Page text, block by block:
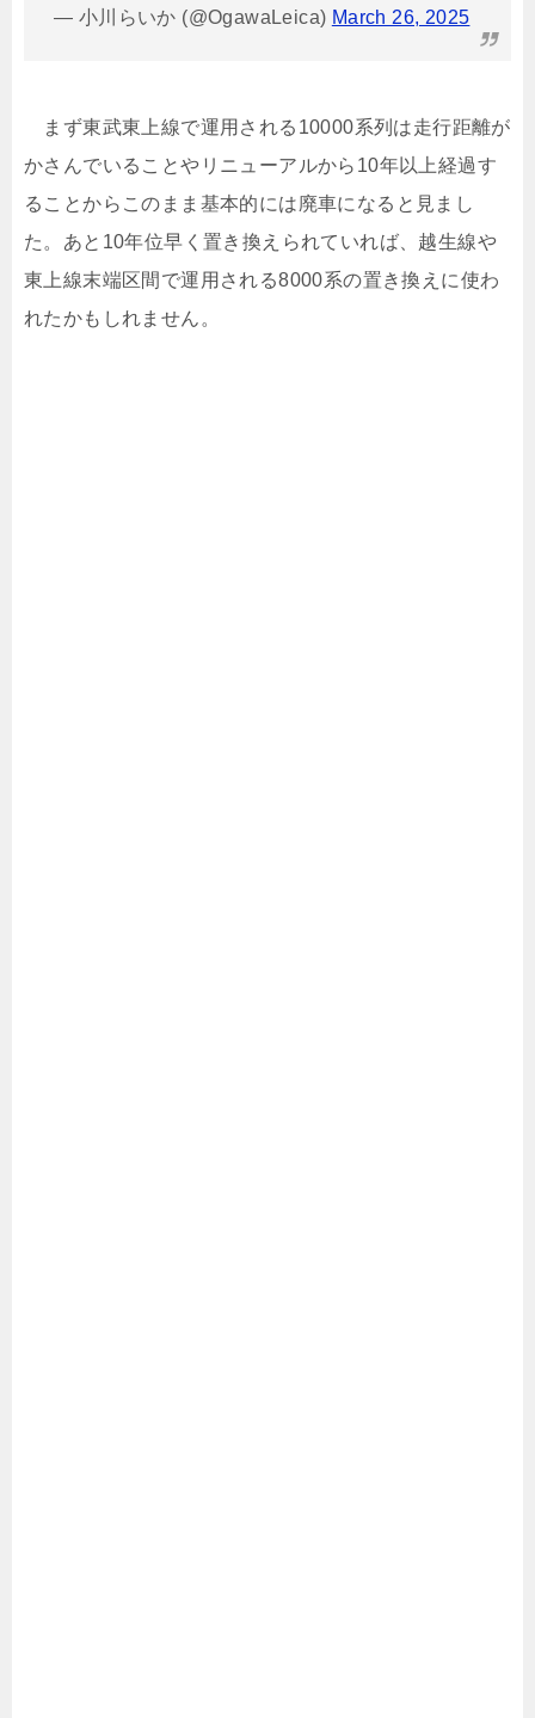
— 小川らいか (@OgawaLeica) March 26, 2025
まず東武東上線で運用される10000系列は走行距離が
かさんでいることやリニューアルから10年以上経過す
ることからこのまま基本的には廃車になると見まし
た。あと10年位早く置き換えられていれば、越生線や
東上線末端区間で運用される8000系の置き換えに使わ
れたかもしれません。